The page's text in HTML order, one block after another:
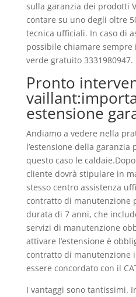
sulla garanzia dei prodotti
contare su uno degli oltre
tecnica ufficiali. In caso di
possibile chiamare
verde gratuito 3331980947.
Pronto
estensione
Andiamo a vedere nella
l’estensione della
questo caso le
cliente dovrà stipulare in
stesso centro assistenza
contratto di manutenzione
durata di 7 anni, che
servizi di manutenzione
attivare l’estensione è
contratto di manutenzione
essere concordato con il
I vantaggi sono tantissimi.